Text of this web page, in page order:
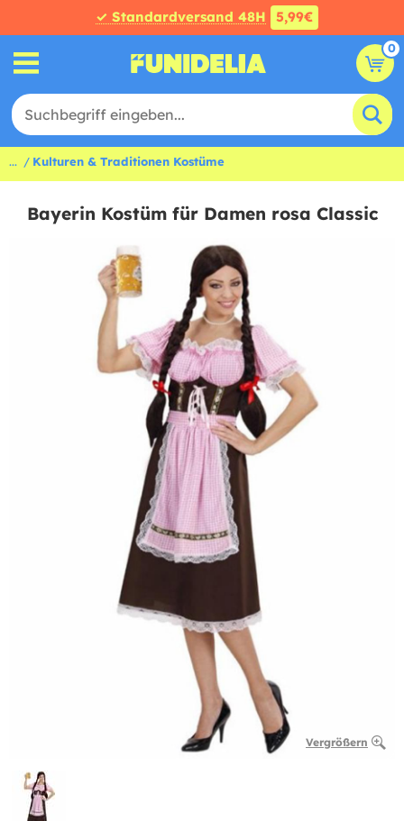
✓ Standardversand 48H 5,99€
0
... Kulturen & Traditionen Kostüme
Bayerin Kostüm für Damen rosa Classic
Vergrößern